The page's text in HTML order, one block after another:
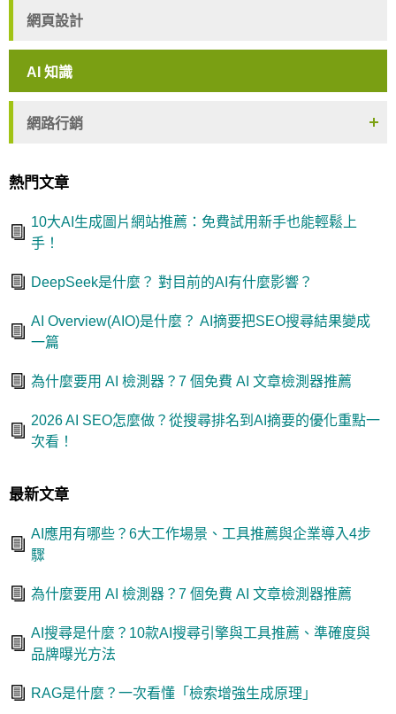
網頁設計
AI 知識
網路行銷
熱門文章
10大AI生成圖片網站推薦：免費試用新手也能輕鬆上
手！
DeepSeek是什麼？ 對目前的AI有什麼影響？
AI Overview(AIO)是什麼？ AI摘要把SEO搜尋結果變成
一篇
為什麼要用 AI 檢測器？7 個免費 AI 文章檢測器推薦
2026 AI SEO怎麼做？從搜尋排名到AI摘要的優化重點一
次看！
最新文章
AI應用有哪些？6大工作場景、工具推薦與企業導入4步
驟
為什麼要用 AI 檢測器？7 個免費 AI 文章檢測器推薦
AI搜尋是什麼？10款AI搜尋引擎與工具推薦、準確度與
品牌曝光方法
RAG是什麼？一次看懂「檢索增強生成原理」